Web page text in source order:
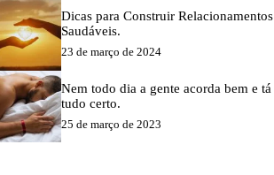
Dicas para Construir Relacionamentos
Saudáveis.
23 de março de 2024
Nem todo dia a gente acorda bem e tá
tudo certo.
25 de março de 2023